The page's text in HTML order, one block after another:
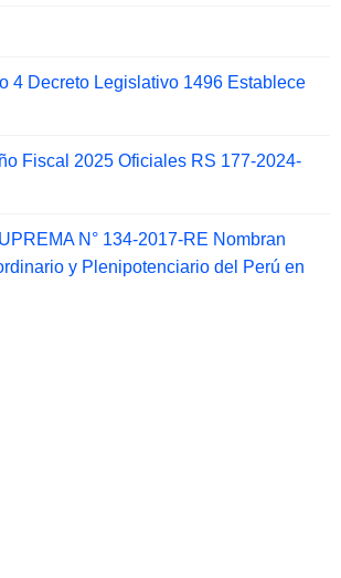
4 Decreto Legislativo 1496 Establece
Fiscal 2025 Oficiales RS 177-2024-
N° 134-2017-RE Nombran
y Plenipotenciario del Perú en